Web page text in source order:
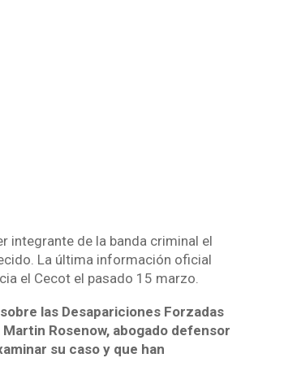
integrante de la banda criminal el
La última información oficial
el Cecot el pasado 15 marzo.
las Desapariciones Forzadas
Rosenow, abogado defensor
su caso y que han